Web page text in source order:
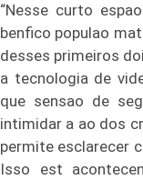
“Nesse curto
benfico populao
desses primeiros
a tecnologia de
que sensao de
intimidar a ao dos
permite esclarecer
Isso est